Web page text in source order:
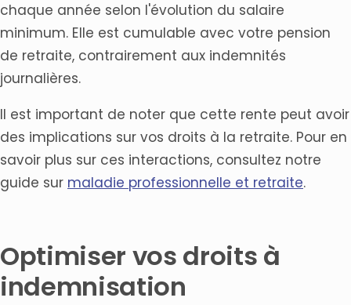
chaque année selon l'évolution du salaire
minimum. Elle est cumulable avec votre pension
de retraite, contrairement aux indemnités
journalières.
Il est important de noter que cette rente peut avoir
des implications sur vos droits à la retraite. Pour en
savoir plus sur ces interactions, consultez notre
guide sur maladie professionnelle et retraite.
Optimiser vos droits à
indemnisation